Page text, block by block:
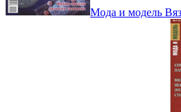
Мода и модель